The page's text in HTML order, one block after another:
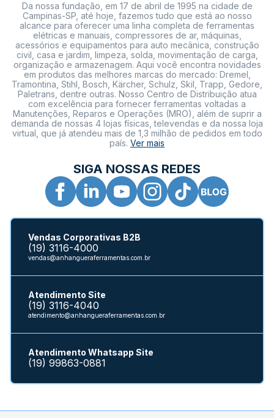
Da nossa fundação, em 17 de abril de 1995 na cidade de
Campinas-SP, até hoje, fazemos tudo que está ao nosso
alcance para oferecer uma linha completa de ferramentas
elétricas e manuais, compressores de ar, máquinas,
acessórios e equipamentos para auto mecânica, construção
civil, casa e jardim, limpeza, solda, movimentação de carga,
organização e armazenagem. Aqui você encontra novidades
em produtos das melhores marcas do mercado: Dremel,
Tramontina, Stihl, Bosch, Kärcher, Schulz, Skil, Trapp, Gedore,
Paletrans, dentre outras. Nosso Centro de Distribuição atua
com excelência para fornecer ferramentas voltadas a
Manutenções, Reparos e Operações (MRO), além de suprir a
demanda de nossas 4 lojas físicas, televendas e da nossa loja
virtual, que já atendeu mais de 1,3 milhão de pedidos em todo
país. Ver mais
SIGA NOSSAS REDES
Vendas Corporativas B2B
(19) 3116-4000
vendas@anhangueraferramentas.com.br
Atendimento Site
(19) 3116-4040
atendimento@anhangueraferramentas.com.br
Atendimento Whatsapp Site
(19) 99863-0881